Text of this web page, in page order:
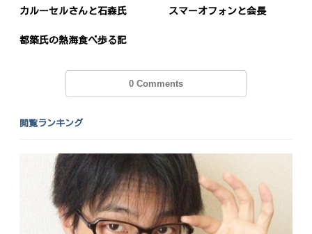
カルーセルさんと石森氏 スマーオフォンと会長
都築氏の熱海食べ歩る記
0 Comments
閲覧ランキング